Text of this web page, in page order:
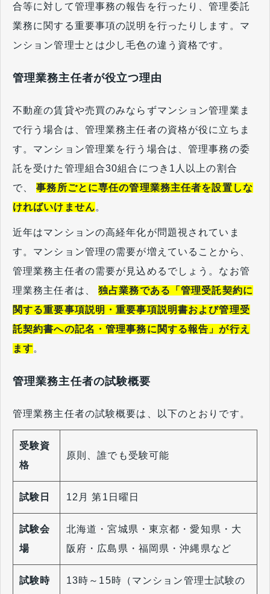
合等に対して管理事務の報告を行ったり、管理委託
業務に関する重要事項の説明を行ったりします。マ
ンション管理士とは少し毛色の違う資格です。
管理業務主任者が役立つ理由
不動産の賃貸や売買のみならずマンション管理業ま
で行う場合は、管理業務主任者の資格が役に立ちま
す。マンション管理業を行う場合は、管理事務の委
託を受けた管理組合30組合につき1人以上の割合
で、事務所ごとに専任の管理業務主任者を設置しな
ければいけません。
近年はマンションの高経年化が問題視されていま
す。マンション管理の需要が増えていることから、
管理業務主任者の需要が見込めるでしょう。なお管
理業務主任者は、独占業務である「管理受託契約に
関する重要事項説明・重要事項説明書および管理受
託契約書への記名・管理事務に関する報告」が行え
ます。
管理業務主任者の試験概要
管理業務主任者の試験概要は、以下のとおりです。
受験資
格
原則、誰でも受験可能
試験日 12月 第1日曜日
試験会
場
北海道・宮城県・東京都・愛知県・大
阪府・広島県・福岡県・沖縄県など
試験時
13時～15時（マンション管理士試験の